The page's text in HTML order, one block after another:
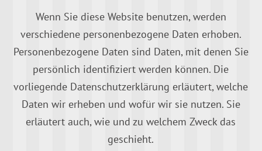
Wenn Sie diese Website benutzen, werden
verschiedene personenbezogene Daten erhoben.
Personenbezogene Daten sind Daten, mit denen Sie
persönlich identifiziert werden können. Die
vorliegende Datenschutzerklärung erläutert, welche
Daten wir erheben und wofür wir sie nutzen. Sie
erläutert auch, wie und zu welchem Zweck das
geschieht.